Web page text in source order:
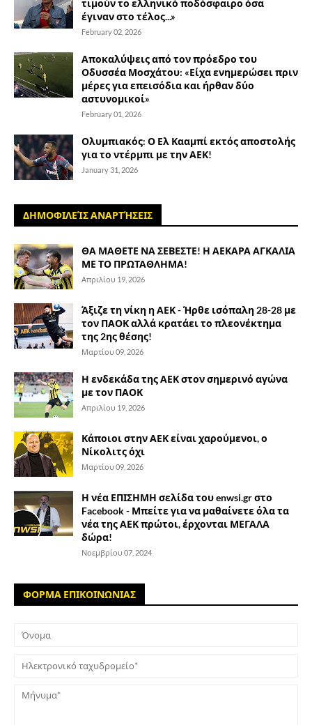
τιμούν το ελληνικό ποδόσφαιρο όσα
έγιναν στο τέλος...»
February 02, 2026
Αποκαλύψεις από τον πρόεδρο του
Οδυσσέα Μοσχάτου: «Είχα ενημερώσει πριν
μέρες για επεισόδια και ήρθαν δύο
αστυνομικοί»
February 01, 2026
Ολυμπιακός: Ο Ελ Κααμπί εκτός αποστολής
για το ντέρμπι με την ΑΕΚ!
January 31, 2026
ΔΗΜΟΦΙΛΕΊΣ ΑΝΑΡΤΉΣΕΙΣ
ΘΑ ΜΑΘΕΤΕ ΝΑ ΣΕΒΕΣΤΕ! Η ΑΕΚΑΡΑ ΑΓΚΑΛΙΑ
ΜΕ ΤΟ ΠΡΩΤΑΘΛΗΜΑ!
Απριλίου 19, 2026
Άξιζε τη νίκη η ΑΕΚ - Ήρθε ισόπαλη 28-28 με
τον ΠΑΟΚ αλλά κρατάει το πλεονέκτημα
της 2ης θέσης!
Μαρτίου 09, 2026
Η ενδεκάδα της ΑΕΚ στον σημερινό αγώνα
με τον ΠΑΟΚ
Απριλίου 19, 2026
Κάποιοι στην ΑΕΚ είναι χαρούμενοι, ο
Νίκολιτς όχι
Μαρτίου 09, 2026
Η νέα ΕΠΙΣΗΜΗ σελίδα του enwsi.gr στο
Facebook - Μπείτε για να μαθαίνετε όλα τα
νέα της ΑΕΚ πρώτοι, έρχονται ΜΕΓΑΛΑ
δώρα!
Νοεμβρίου 07, 2024
ΦΟΡΜΑ ΕΠΙΚΟΙΝΩΝΙΑΣ